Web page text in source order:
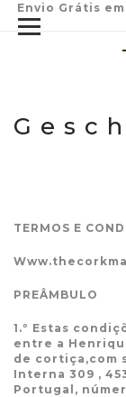
Envio Grátis
TERMOS E
PREÂMBULO
1.º Estas
entre a
de cortiça,com
Interna 309 ,
Portugal,